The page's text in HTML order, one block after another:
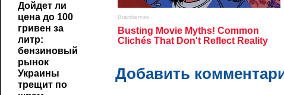
Дойдет ли
цена до 100
гривен за
литр:
бензиновый
рынок
Украины
трещит по
Добавить